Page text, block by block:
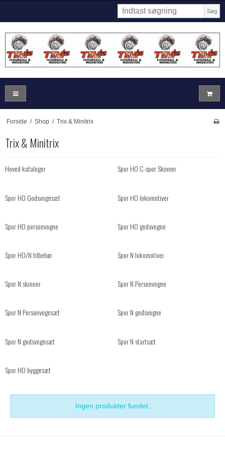
Søg
Forside / Shop / Trix & Minitrix
Trix & Minitrix
Hoved kataloger Spor HO C-spor Skinner
Spor HO Godsvognsæt Spor HO lokomotiver
Spor HO personvogne Spor HO godsvogne
Spor HO/N tilbehør Spor N lokomotiver
Spor N skinner Spor N Personvogne
Spor N Personvognsæt Spor N godsvogne
Spor N godsvognsæt Spor N startsæt
Spor HO byggesæt
Ingen produkter fundet.